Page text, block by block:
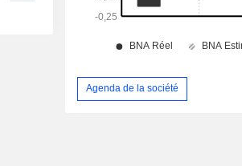
Agenda de la société